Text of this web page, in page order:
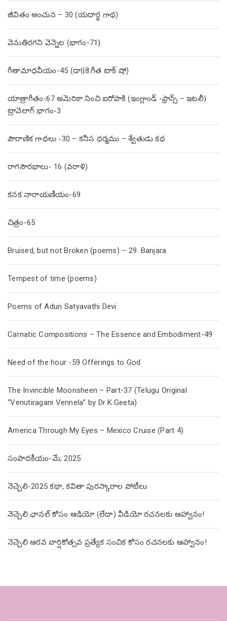
జీవితం అంచున – 30 (యదార్థ గాథ)
వెనుతిరగని వెన్నెల (భాగం-71)
గీతామాధవీయం-45 (డా||కె.గీత టాక్ షో)
యాత్రాగీతం-67 అమెరికా నించి ఐరోపాకి (ఇంగ్లాండ్ -ఫ్రాన్స్ – ఇటలీ)
ట్రావెలాగ్ భాగం-3
పౌరాణిక గాథలు -30 – కనీస ధర్మము – శ్వేతుడు కథ
రాగసౌరభాలు- 16 (వరాళి)
కనక నారాయణీయం-69
చిత్రం-65
Bruised, but not Broken (poems) – 29. Banjara
Tempest of time (poems)
Poems of Aduri Satyavathi Devi
Carnatic Compositions – The Essence and Embodiment-49
Need of the hour -59 Offerings to God
The Invincible Moonsheen – Part-37 (Telugu Original
“Venutiragani Vennela” by Dr K.Geeta)
America Through My Eyes – Mexico Cruise (Part 4)
సంపాదకీయం-మే, 2025
నెచ్చెలి-2025 కథా, కవితా పురస్కారాల పోటీలు
నెచ్చెలి ఛానల్ కోసం ఆడియో (లేదా) వీడియో రచనలకు ఆహ్వానం!
నెచ్చెలి ఆరవ వార్షికోత్సవ ప్రత్యేక సంచిక కోసం రచనలకు ఆహ్వానం!